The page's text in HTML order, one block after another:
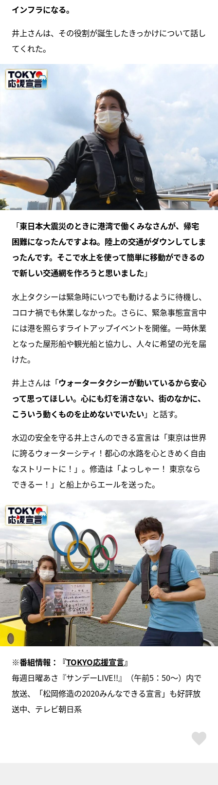
インフラになる。
井上さんは、その役割が誕生したきっかけについて話し
てくれた。
「東日本大震災のときに港湾で働くみなさんが、帰宅
困難になったんですよね。陸上の交通がダウンしてしま
ったんです。そこで水上を使って簡単に移動ができるの
で新しい交通網を作ろうと思いました 」
水上タクシーは緊急時にいつでも動けるように待機し、
コロナ禍でも休業しなかった。さらに、緊急事態宣言中
には港を照らすライトアップイベントを開催。一時休業
となった屋形船や観光船と協力し、人々に希望の光を届
けた。
井上さんは「ウォータータクシーが動いているから安心
って思ってほしい。心にも灯を消さない、街のなかに、
こういう動くものを止めないでいたい」と話す。
水辺の安全を守る井上さんのできる宣言は「東京は世界
に誇るウォーターシティ！都心の水路を心ときめく自由
なストリートに！」。修造は「よっしゃー！ 東京なら
できるー！」と船上からエールを送った。
※番組情報：『TOKYO応援宣言』
毎週日曜あさ『サンデーLIVE!!』（午前5：50～）内で
放送、「松岡修造の2020みんなできる宣言」も好評放
送中、テレビ朝日系